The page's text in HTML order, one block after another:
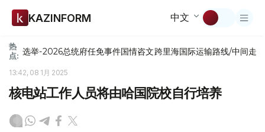
KAZINFORM 中文
热
点: 选举-2026总统府任免事件国情咨文跨里海国际运输路线/中间走廊
13:42, 08 1月 2025
核电站工作人员将由哈国院校自行培养